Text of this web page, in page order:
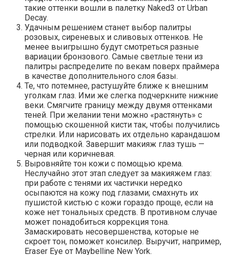
такие оттенки вошли в палетку Naked3 от Urban
Decay.
Удачным решением станет выбор палитры
розовых, сиреневых и сливовых оттенков. Не
менее выигрышно будут смотреться разные
вариации бронзового. Самые светлые тени из
палитры распределите по векам поверх праймера
в качестве дополнительного слоя базы.
Те, что потемнее, растушуйте ближе к внешним
уголкам глаз. Ими же слегка подчеркните нижние
веки. Смягчите границу между двумя оттенками
теней. При желании тени можно «растянуть» с
помощью скошенной кисти так, чтобы получились
стрелки. Или нарисовать их отдельно карандашом
или подводкой. Завершит макияж глаз тушь —
черная или коричневая.
Выровняйте тон кожи с помощью крема.
Неслучайно этот этап следует за макияжем глаз:
при работе с тенями их частички нередко
осыпаются на кожу под глазами; смахнуть их
пушистой кистью с кожи гораздо проще, если на
коже нет тональных средств. В противном случае
может понадобиться коррекция тона.
Замаскировать несовершенства, которые не
скроет тон, поможет консилер. Выручит, например,
Eraser Eye от Maybelline New York.